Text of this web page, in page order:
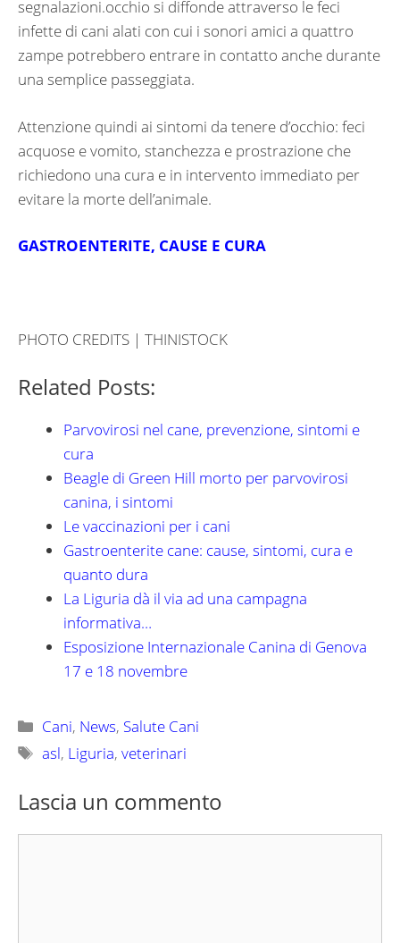
segnalazioni.occhio si diffonde attraverso le feci
infette di cani alati con cui i sonori amici a quattro
zampe potrebbero entrare in contatto anche durante
una semplice passeggiata.
Attenzione quindi ai sintomi da tenere d’occhio: feci
acquose e vomito, stanchezza e prostrazione che
richiedono una cura e in intervento immediato per
evitare la morte dell’animale.
GASTROENTERITE, CAUSE E CURA
PHOTO CREDITS | THINISTOCK
Related Posts:
Parvovirosi nel cane, prevenzione, sintomi e
cura
Beagle di Green Hill morto per parvovirosi
canina, i sintomi
Le vaccinazioni per i cani
Gastroenterite cane: cause, sintomi, cura e
quanto dura
La Liguria dà il via ad una campagna
informativa…
Esposizione Internazionale Canina di Genova
17 e 18 novembre
Categorie
Cani, News, Salute Cani
Tag
asl, Liguria,veterinari
Lascia un commento